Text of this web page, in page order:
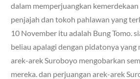
dalam memperjuangkan
penjajah dan tokoh pahlawan yang
10 November itu adalah Bung Tomo.
beliau apalagi dengan pidatonya yang
arek-arek Suroboyo mengobarkan
mereka. dan perjuangan arek-arek